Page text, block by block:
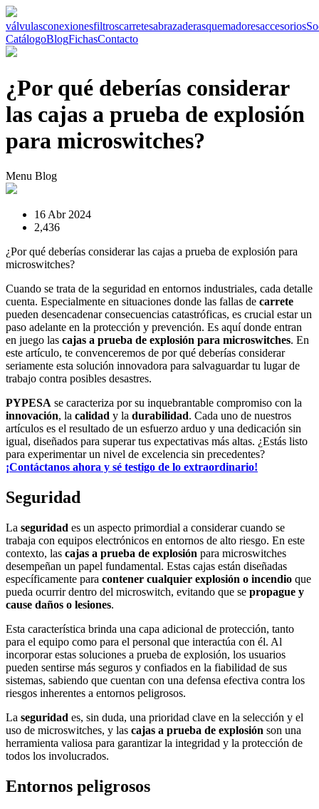
válvulasconexionesfiltroscarretesabrazaderasquemadoresaccesorios
CatálogoBlogFichasContacto
¿Por qué deberías considerar
las cajas a prueba de explosión
para microswitches?
Menu Blog
16 Abr 2024
2,436
¿Por qué deberías considerar las cajas a prueba de explosión para
microswitches?
Cuando se trata de la seguridad en entornos industriales, cada detalle
cuenta. Especialmente en situaciones donde las fallas de carrete
pueden desencadenar consecuencias catastróficas, es crucial estar un
paso adelante en la protección y prevención. Es aquí donde entran
en juego las cajas a prueba de explosión para microswitches. En
este artículo, te convenceremos de por qué deberías considerar
seriamente esta solución innovadora para salvaguardar tu lugar de
trabajo contra posibles desastres.
PYPESA se caracteriza por su inquebrantable compromiso con la
innovación, la calidad y la durabilidad. Cada uno de nuestros
artículos es el resultado de un esfuerzo arduo y una dedicación sin
igual, diseñados para superar tus expectativas más altas. ¿Estás listo
para experimentar un nivel de excelencia sin precedentes?
¡Contáctanos ahora y sé testigo de lo extraordinario!
Seguridad
La seguridad es un aspecto primordial a considerar cuando se
trabaja con equipos electrónicos en entornos de alto riesgo. En este
contexto, las cajas a prueba de explosión para microswitches
desempeñan un papel fundamental. Estas cajas están diseñadas
específicamente para contener cualquier explosión o incendio que
pueda ocurrir dentro del microswitch, evitando que se propague y
cause daños o lesiones.
Esta característica brinda una capa adicional de protección, tanto
para el equipo como para el personal que interactúa con él. Al
incorporar estas soluciones a prueba de explosión, los usuarios
pueden sentirse más seguros y confiados en la fiabilidad de sus
sistemas, sabiendo que cuentan con una defensa efectiva contra los
riesgos inherentes a entornos peligrosos.
La seguridad es, sin duda, una prioridad clave en la selección y el
uso de microswitches, y las cajas a prueba de explosión son una
herramienta valiosa para garantizar la integridad y la protección de
todos los involucrados.
Entornos peligrosos